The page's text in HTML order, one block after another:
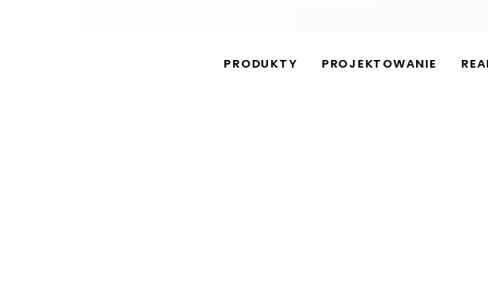
PRODUKTY PROJEKTOWANIE